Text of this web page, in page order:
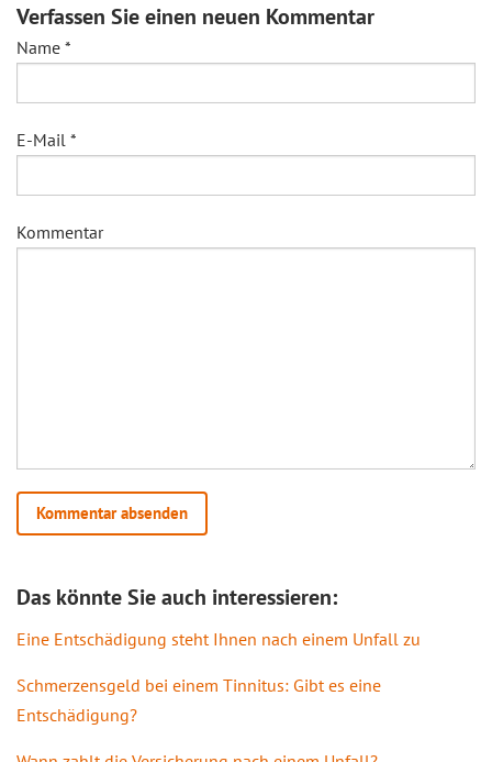
Verfassen Sie einen neuen Kommentar
Name *
E-Mail *
Kommentar
Das könnte Sie auch interessieren:
Eine Entschädigung steht Ihnen nach einem Unfall zu
Schmerzensgeld bei einem Tinnitus: Gibt es eine
Entschädigung?